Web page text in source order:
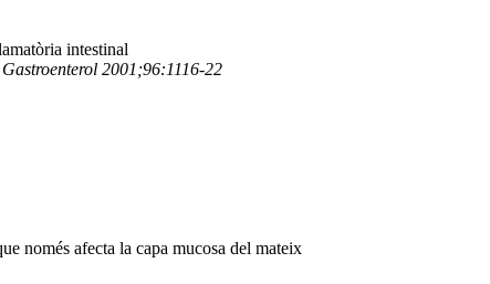
intestinal
2001;96:1116-22
només afecta la capa mucosa del mateix